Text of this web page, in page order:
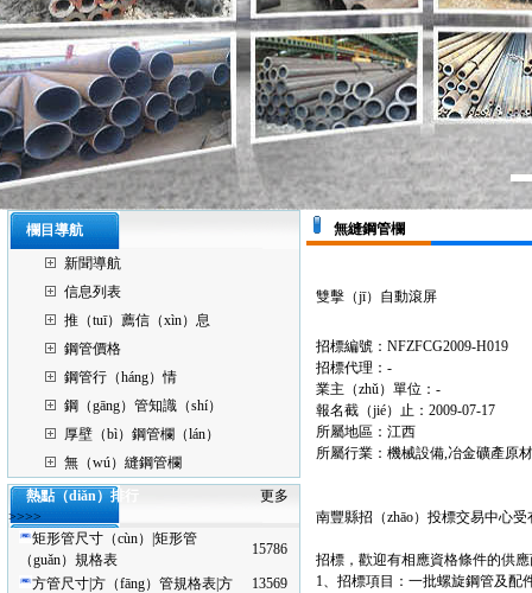
欄目導航
新聞導航
信息列表
推（tuī）薦信（xìn）息
鋼管價格
鋼管行（háng）情
鋼（gāng）管知識（shí）
厚壁（bì）鋼管欄（lán）
無（wú）縫鋼管欄
熱點（diǎn）排行
更多
>>>>
矩形管尺寸（cùn）|矩形管
（guǎn）規格表
15786
方管尺寸|方（fāng）管規格表|方
13569
無縫鋼管欄
雙擊（jī）自動滾屏
招標編號：NFZFCG2009-H019
招標代理：-
業主（zhǔ）單位：-
報名截（jié）止：2009-07-17
所屬地區：江西
所屬行業：機械設備,冶金礦產原
南豐縣招（zhāo）投標交易中心
招標，歡迎有相應資格條件的供
1、招標項目：一批螺旋鋼管及配